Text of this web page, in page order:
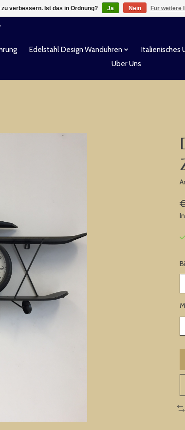
Edelstahl Design Wanduhren Italienisches
Uber Uns
verbessern. Ist das in Ordnung? Ja Nein Für weitere